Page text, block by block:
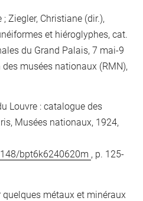
Ziegler, Christiane (dir.),
et hiéroglyphes, cat.
du Grand Palais, 7 mai-9
musées nationaux (RMN),
Louvre : catalogue des
Musées nationaux, 1924,
bpt6k6240620m , p. 125-
quelques métaux et minéraux